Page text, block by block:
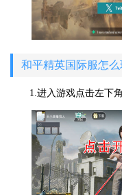
和平精英国际服怎么
1.进入游戏点击左下